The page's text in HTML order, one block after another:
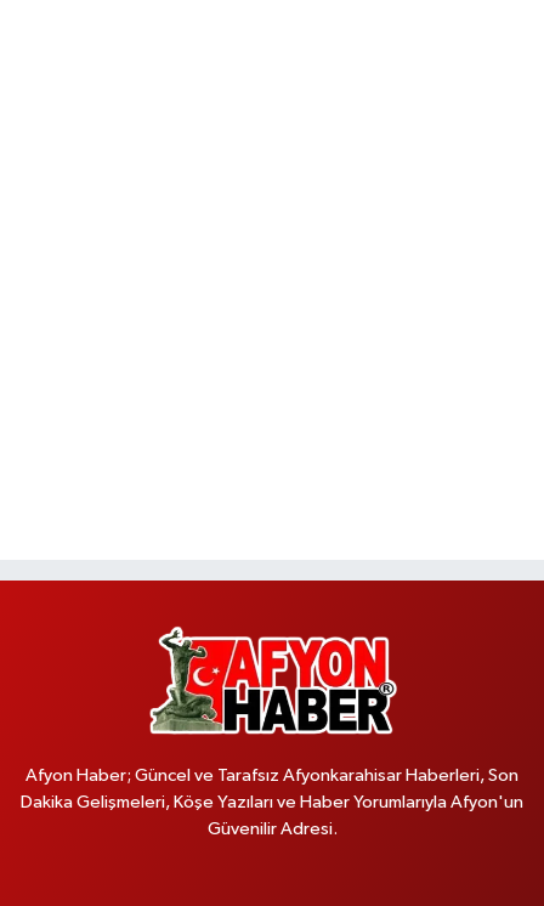
Afyon Haber; Güncel ve Tarafsız Afyonkarahisar Haberleri, Son
Dakika Gelişmeleri, Köşe Yazıları ve Haber Yorumlarıyla Afyon'un
Güvenilir Adresi.